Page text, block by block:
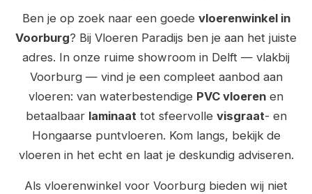
Ben je op zoek naar een goede vloerenwinkel in
Voorburg? Bij Vloeren Paradijs ben je aan het juiste
adres. In onze ruime showroom in Delft — vlakbij
Voorburg — vind je een compleet aanbod aan
vloeren: van waterbestendige PVC vloeren en
betaalbaar laminaattot sfeervolle visgraat- en
Hongaarse puntvloeren. Kom langs, bekijk de
vloeren in het echt en laat je deskundig adviseren.
Als vloerenwinkel voor Voorburg bieden wij niet